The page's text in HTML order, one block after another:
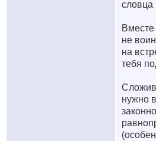
словца
не
на
тебя
нужно